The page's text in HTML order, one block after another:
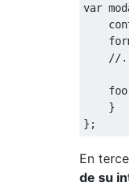
var
//
    foo
}
};
En
de su